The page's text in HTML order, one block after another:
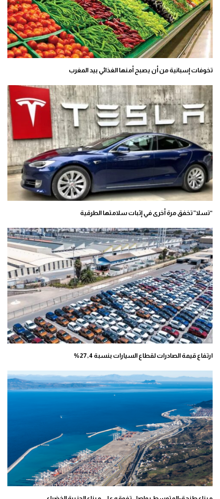
تخوفات إسبانية من أن يصبح أمنها الغذائي بيد المغرب
“تسلا” تخفق مرة أخرى في إثبات سلامتها الطرقية
ارتفاع قيمة الصادرات لقطاع السيارات بنسبة 27,4%